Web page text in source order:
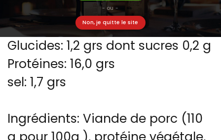
Graisses: 37,5 g dont saturées
13,5 g
Glucides: 1,2 grs dont sucres 0,2 g
Protéines: 16,0 grs
sel: 1,7 grs
Ingrédients: Viande de porc (110
- ou -
Non, je quitte le site